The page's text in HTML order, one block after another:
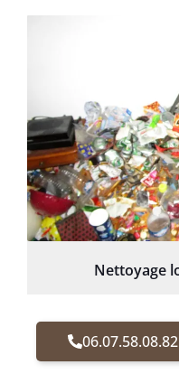
Nettoyage
06.07.58.08.82